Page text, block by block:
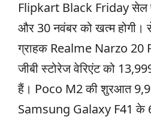
Flipkart Black Friday सेल
और 30 नवंबर को खत्म होगी।
ग्राहक Realme Narzo 20
जीबी स्टोरेज वेरिएंट को
हैं। Poco M2 की शुरआत
Samsung Galaxy F41 के 6